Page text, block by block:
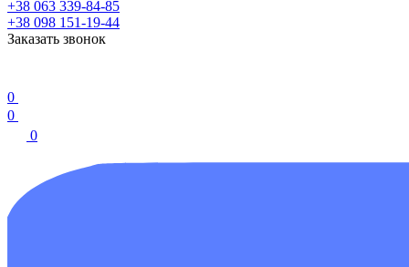
+38 063 339-84-85
+38 098 151-19-44
Заказать звонок
0
0
0